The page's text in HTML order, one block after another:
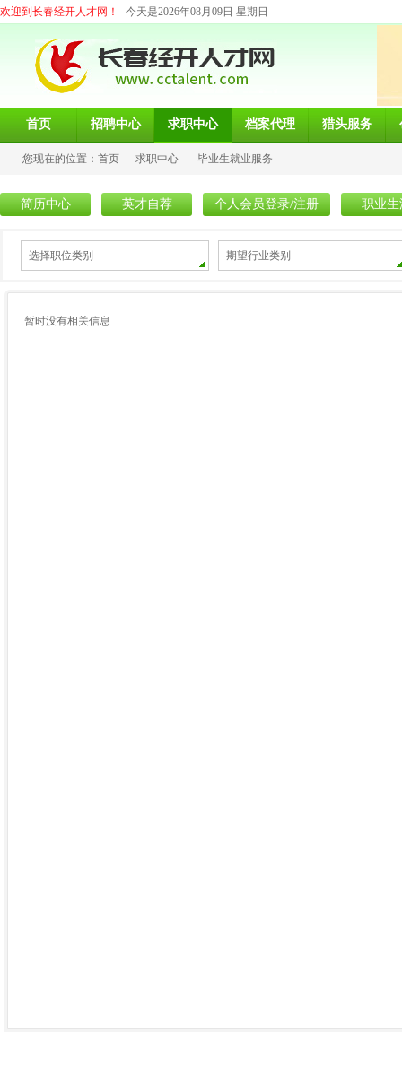
欢迎到长春经开人才网！ 今天是2026年08月09日 星期日
首页 招聘中心 求职中心 档案代理 猎头服务
您现在的位置： 首页 — 求职中心 — 毕业生就业服务
简历中心 英才自荐 个人会员登录/注册 职业生
选择职位类别 期望行业类别
暂时没有相关信息